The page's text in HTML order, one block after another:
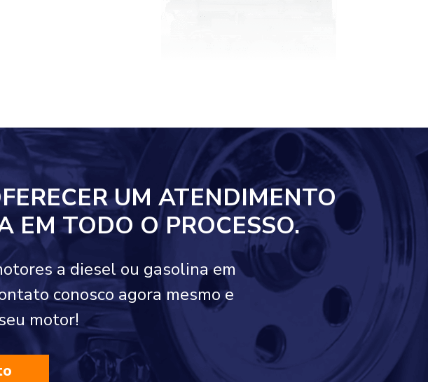
UM ATENDIMENTO
EMTODO O PROCESSO.
a diesel ou gasolina em
conosco agora mesmo e
motor!